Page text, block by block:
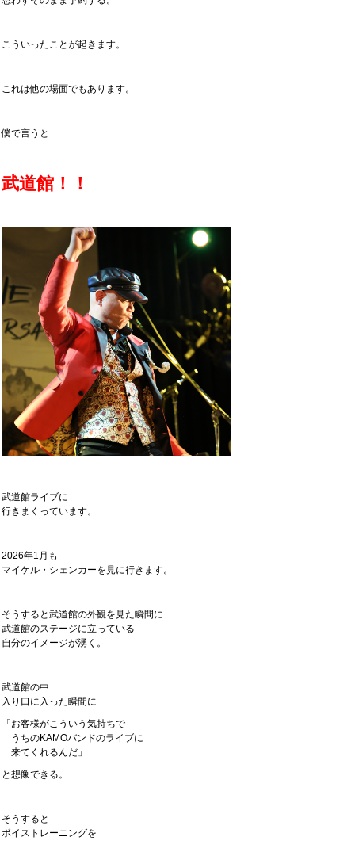
こういったことが起きます。
これは他の場面でもあります。
僕で言うと……
武道館！！
武道館ライブに
行きまくっています。
2026年1月も
マイケル・シェンカーを見に行きます。
そうすると武道館の外観を見た瞬間に
武道館のステージに立っている
自分のイメージが湧く。
武道館の中
入り口に入った瞬間に
「お客様がこういう気持ちで
うちのKAMOバンドのライブに
来てくれるんだ」
と想像できる。
そうすると
ボイストレーニングを